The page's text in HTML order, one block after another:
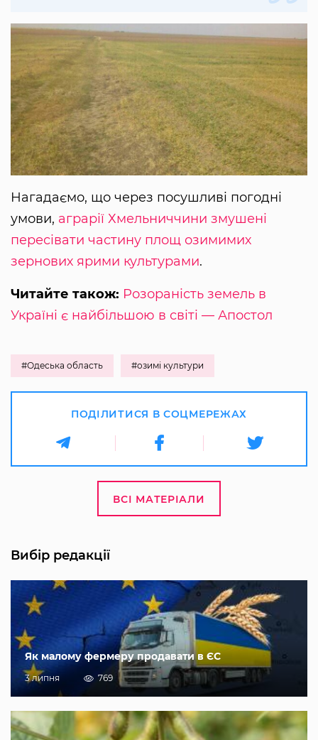
Нагадаємо, що через посушливі погодні
умови, аграрії Хмельниччини змушені
пересівати частину площ озимимих
зернових ярими культурами.
Читайте також: Розораність земель в
Україні є найбільшою в світі — Апостол
#Одеська область #озимі культури
ПОДІЛИТИСЯ В СОЦМЕРЕЖАХ
ВСІ МАТЕРІАЛИ
Вибір редакції
Як малому фермеру продавати в ЄС
3 липня 769